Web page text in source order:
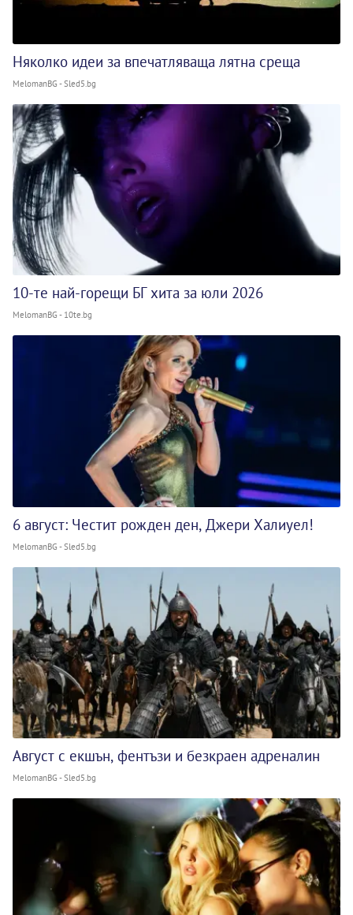
Няколко идеи за впечатляваща лятна среща
MelomanBG - Sled5.bg
10-те най-горещи БГ хита за юли 2026
MelomanBG - 10te.bg
6 август: Честит рожден ден, Джери Халиуел!
MelomanBG - Sled5.bg
Август с екшън, фентъзи и безкраен адреналин
MelomanBG - Sled5.bg